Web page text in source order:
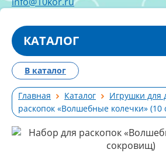
КАТАЛОГ
Главная Каталог Игрушки для
раскопок «Волшебные колечки» (10
В каталог